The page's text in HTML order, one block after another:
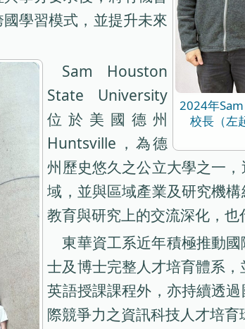
2024年
校長（左
學習模式，並提升未來
Sam Houston
State University
位於美國德州
Huntsville，為德
州歷史悠久之公立大學之一
域，並與區域產業及研究機
教育與研究上的交流深化，也
東華資工系近年積極推動
士及博士完整人才培育體系
英語授課課程外，亦持續透
際競爭力之資訊科技人才培育